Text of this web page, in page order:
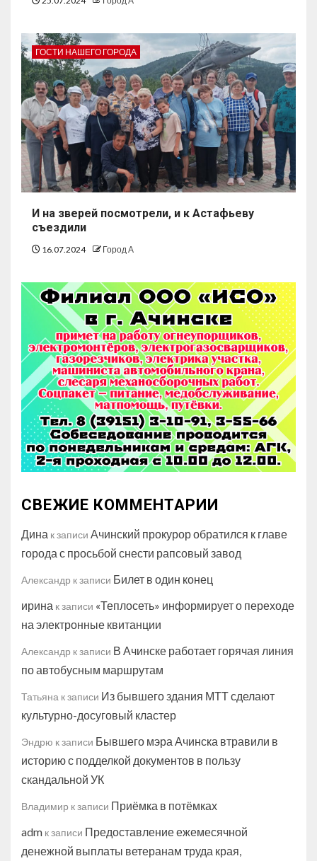
ГОСТИ НАШЕГО ГОРОДА
И на зверей посмотрели, и к Астафьеву
съездили
16.07.2024 Город А
СВЕЖИЕ КОММЕНТАРИИ
Дина к записи Ачинский прокурор обратился к главе
города с просьбой снести рапсовый завод
Александр к записи Билет в один конец
ирина к записи «Теплосеть» информирует о переходе
на электронные квитанции
Александр к записи В Ачинске работает горячая линия
по автобусным маршрутам
Татьяна к записи Из бывшего здания МТТ сделают
культурно-досуговый кластер
Эндрю к записи Бывшего мэра Ачинска втравили в
историю с подделкой документов в пользу
скандальной УК
Владимир к записи Приёмка в потёмках
adm к записи Предоставление ежемесячной
денежной выплаты ветеранам труда края,